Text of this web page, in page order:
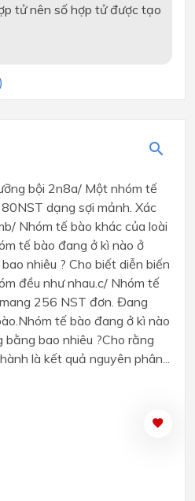
tử nên số hợp tử được tạo
bội 2n8a/ Một nhóm tế
dạng sợi mảnh. Xác
Nhóm tế bào khác của loài
tế bào đang ở kì nào ở
nhiêu ? Cho biết diễn biến
đều như nhau.c/ Nhóm tế
256 NST đơn. Đang
tế bào đang ở kì nào
bằng bao nhiêu ?Cho rằng
là kết quả nguyên phân...